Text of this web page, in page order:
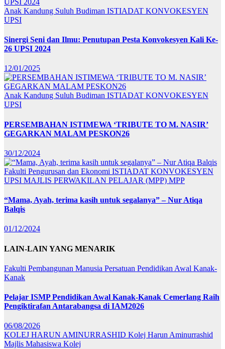
Anak Kandung Suluh Budiman ISTIADAT KONVOKESYEN
UPSI
Sinergi Seni dan Ilmu: Penutupan Pesta Konvokesyen Kali Ke-
26 UPSI 2024
12/01/2025
Anak Kandung Suluh Budiman ISTIADAT KONVOKESYEN
UPSI
PERSEMBAHAN ISTIMEWA ‘TRIBUTE TO M. NASIR’
GEGARKAN MALAM PESKON26
30/12/2024
Fakulti Pengurusan dan Ekonomi ISTIADAT KONVOKESYEN
UPSI MAJLIS PERWAKILAN PELAJAR (MPP) MPP
“Mama, Ayah, terima kasih untuk segalanya” – Nur Atiqa
Balqis
01/12/2024
LAIN-LAIN YANG MENARIK
Fakulti Pembangunan Manusia Persatuan Pendidikan Awal Kanak-
Kanak
Pelajar ISMP Pendidikan Awal Kanak-Kanak Cemerlang Raih
Pengiktirafan Antarabangsa di IAM2026
06/08/2026
KOLEJ HARUN AMINURRASHID Kolej Harun Aminurrashid
Majlis Mahasiswa Kolej